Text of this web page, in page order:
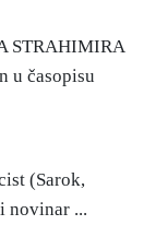
STRAHIMIRA
u časopisu
(Sarok,
novinar ...